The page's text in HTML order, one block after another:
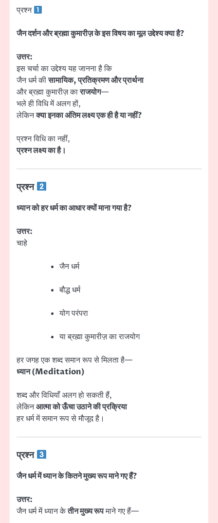
प्रश्न
जैन दर्शन और ब्रह्मा कुमारीज़ के इस विषय का मूल उद्देश्य क्या है?
उत्तर:
इस चर्चा का उद्देश्य यह जानना है कि
जैन धर्म कीसामायिक, प्रतिक्रमण और प्रार्थना
और ब्रह्मा कुमारीज़ काराजयोग—
भले ही विधि में अलग हों,
लेकिनक्या इनका अंतिम लक्ष्य एक ही है या नहीं?
प्रश्न विधि का नहीं,
प्रश्न लक्ष्य का है।
प्रश्न
ध्यान को हर धर्म का आधार क्यों माना गया है?
उत्तर:
चाहे
जैन धर्म
बौद्ध धर्म
योग परंपरा
या ब्रह्मा कुमारीज़ का राजयोग
हर जगह एक शब्द समान रूप से मिलता है—
ध्यान (Meditation)
शब्द और विधियाँ अलग हो सकती हैं,
लेकिनआत्मा को ऊँचा उठाने की प्रक्रिया
हर धर्म में समान रूप से मौजूद है।
प्रश्न
जैन धर्म में ध्यान के कितने मुख्य रूप माने गए हैं?
उत्तर:
जैन धर्म में ध्यान केतीन मुख्य रूपमाने गए हैं—